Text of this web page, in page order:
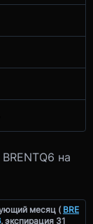
на
месяц ( BRE
, экспирация 31